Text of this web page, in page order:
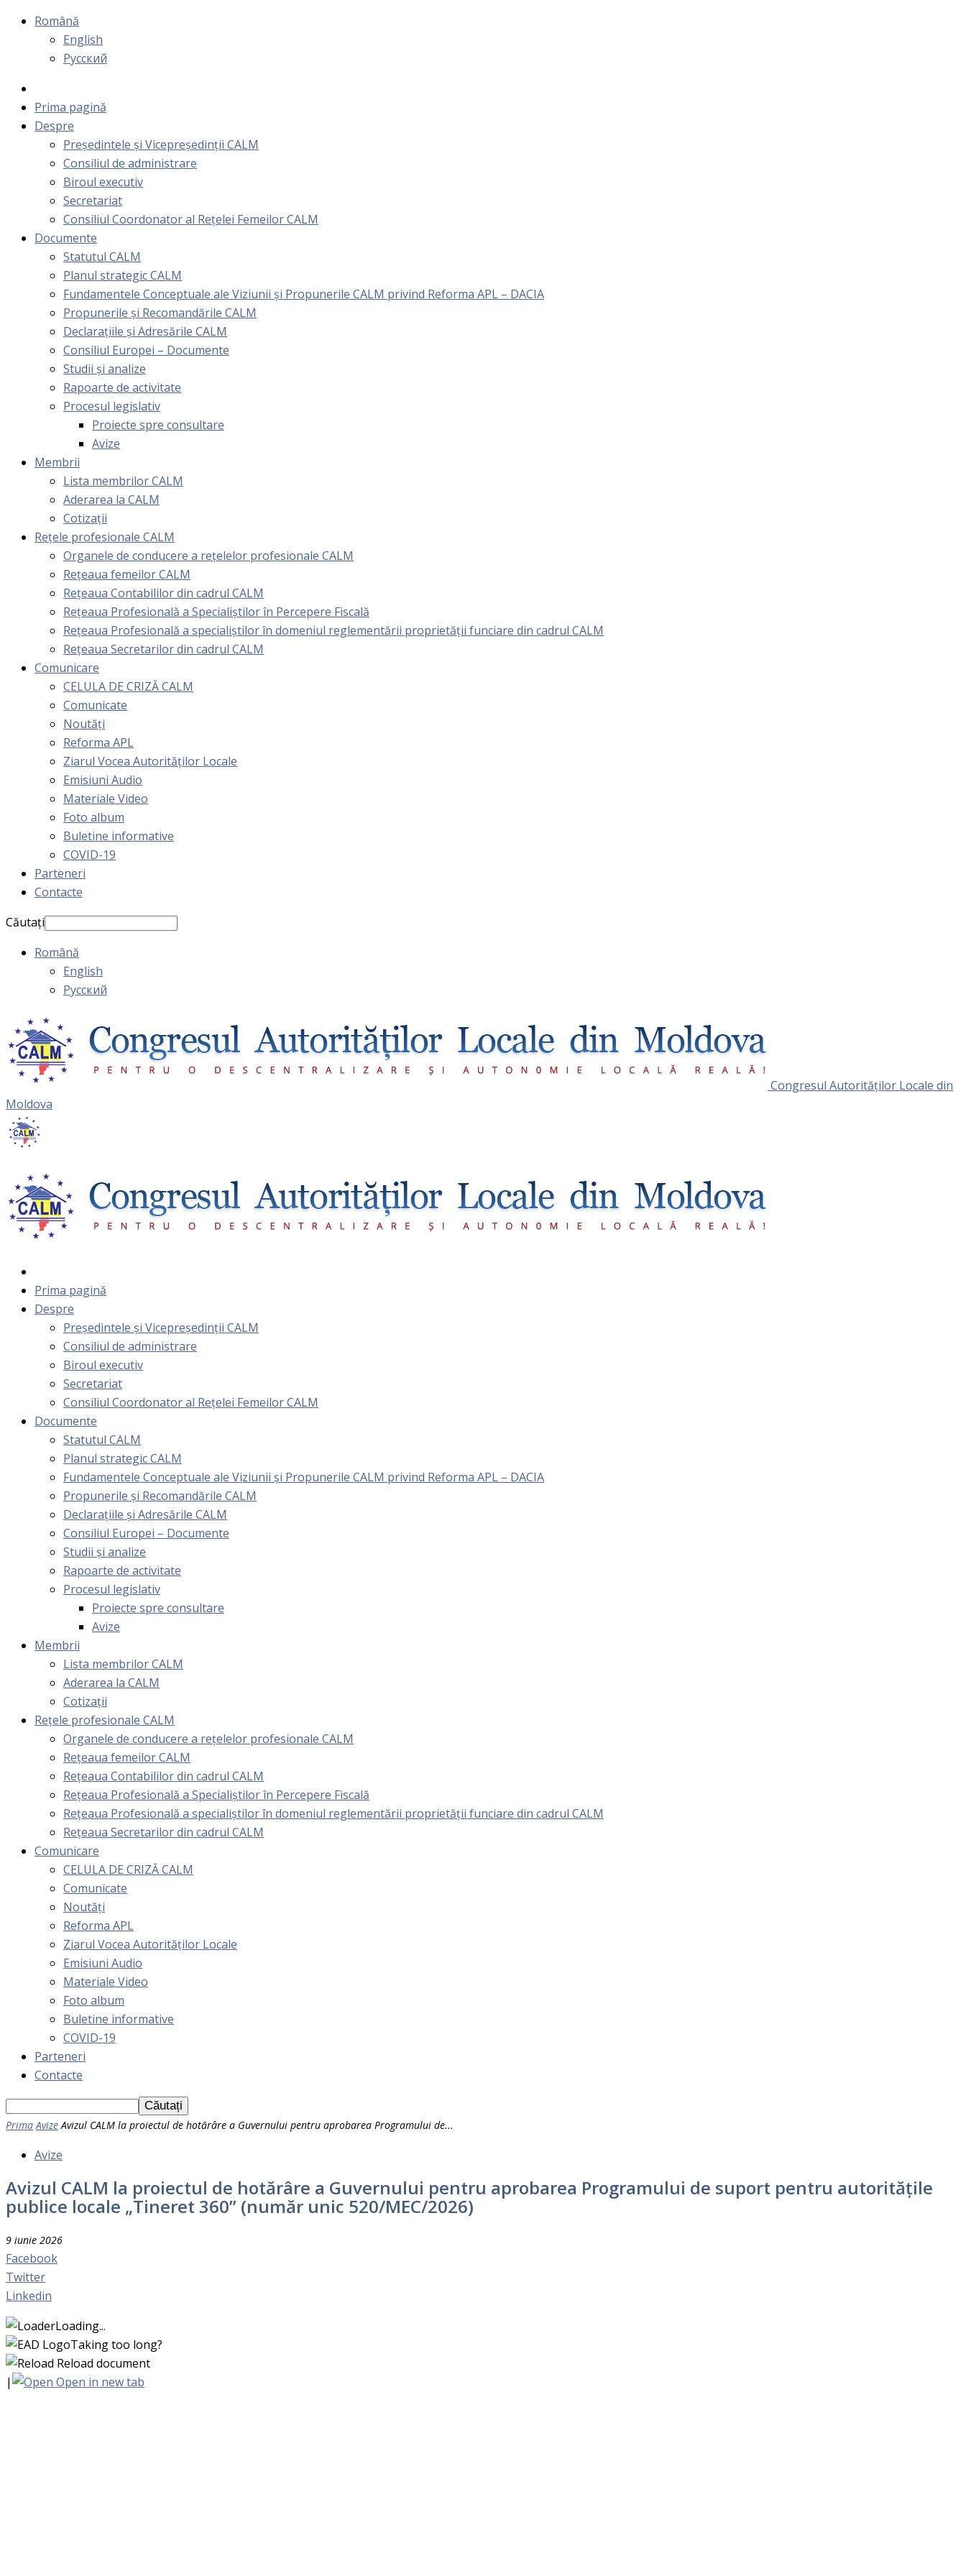
Română
English
Русский
Prima pagină
Despre
Președintele și Vicepreședinții CALM
Consiliul de administrare
Biroul executiv
Secretariat
Consiliul Coordonator al Rețelei Femeilor CALM
Documente
Statutul CALM
Planul strategic CALM
Fundamentele Conceptuale ale Viziunii și Propunerile CALM privind Reforma APL – DACIA
Propunerile și Recomandările CALM
Declarațiile și Adresările CALM
Consiliul Europei – Documente
Studii și analize
Rapoarte de activitate
Procesul legislativ
Proiecte spre consultare
Avize
Membrii
Lista membrilor CALM
Aderarea la CALM
Cotizaţii
Rețele profesionale CALM
Organele de conducere a rețelelor profesionale CALM
Rețeaua femeilor CALM
Rețeaua Contabililor din cadrul CALM
Rețeaua Profesională a Specialiștilor în Percepere Fiscală
Reţeaua Profesională a specialiştilor în domeniul reglementării proprietăţii funciare din cadrul CALM
Rețeaua Secretarilor din cadrul CALM
Comunicare
CELULA DE CRIZĂ CALM
Comunicate
Noutăți
Reforma APL
Ziarul Vocea Autorităților Locale
Emisiuni Audio
Materiale Video
Foto album
Buletine informative
COVID-19
Parteneri
Contacte
Căutați
Română
English
Русский
Congresul Autorităţilor Locale din
Moldova
Prima pagină
Despre
Președintele și Vicepreședinții CALM
Consiliul de administrare
Biroul executiv
Secretariat
Consiliul Coordonator al Rețelei Femeilor CALM
Documente
Statutul CALM
Planul strategic CALM
Fundamentele Conceptuale ale Viziunii și Propunerile CALM privind Reforma APL – DACIA
Propunerile și Recomandările CALM
Declarațiile și Adresările CALM
Consiliul Europei – Documente
Studii și analize
Rapoarte de activitate
Procesul legislativ
Proiecte spre consultare
Avize
Membrii
Lista membrilor CALM
Aderarea la CALM
Cotizaţii
Rețele profesionale CALM
Organele de conducere a rețelelor profesionale CALM
Rețeaua femeilor CALM
Rețeaua Contabililor din cadrul CALM
Rețeaua Profesională a Specialiștilor în Percepere Fiscală
Reţeaua Profesională a specialiştilor în domeniul reglementării proprietăţii funciare din cadrul CALM
Rețeaua Secretarilor din cadrul CALM
Comunicare
CELULA DE CRIZĂ CALM
Comunicate
Noutăți
Reforma APL
Ziarul Vocea Autorităților Locale
Emisiuni Audio
Materiale Video
Foto album
Buletine informative
COVID-19
Parteneri
Contacte
Prima Avize Avizul CALM la proiectul de hotărâre a Guvernului pentru aprobarea Programului de...
Avize
Avizul CALM la proiectul de hotărâre a Guvernului pentru aprobarea Programului de suport pentru autoritățile
publice locale „Tineret 360” (număr unic 520/MEC/2026)
9 iunie 2026
Facebook
Twitter
Linkedin
Loading...
Taking too long?
Reload document
|
Open in new tab